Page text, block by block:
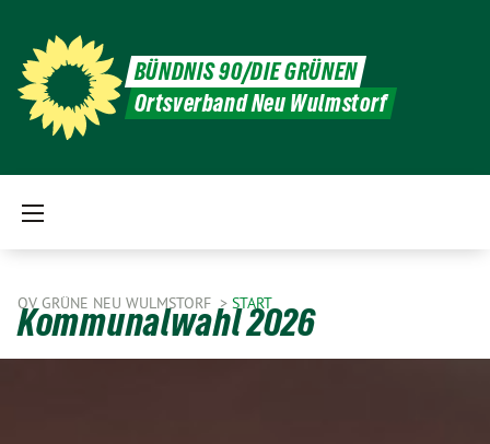
BÜNDNIS 90/DIE GRÜNEN
Ortsverband Neu Wulmstorf
OV GRÜNE NEU WULMSTORF START
Kommunalwahl 2026